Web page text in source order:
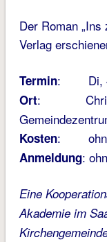
Der Roman
Verlag
Termin: Di,
Ort:
Kosten:
Anmeldung:
Eine
Akademie im